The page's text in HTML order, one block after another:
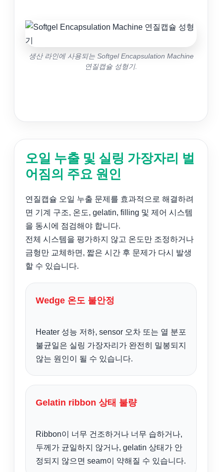
생산 라인에 사용되는 Softgel Encapsulation Machine
연질캡슐 성형기.
오일 누출 및 실링 가장자리 벌
어짐의 주요 원인
연질캡슐 오일 누출 문제를 효과적으로 해결하려
면 기계 구조, 온도, gelatin, filling 및 제어 시스템
을 동시에 점검해야 합니다.
전체 시스템을 평가하지 않고 온도만 조정하거나
금형만 교체하면, 짧은 시간 후 문제가 다시 발생
할 수 있습니다.
Wedge 온도 불안정
Heater 성능 저하, sensor 오차 또는 열 분포
불균일은 실링 가장자리가 완전히 밀봉되지
않는 원인이 될 수 있습니다.
Gelatin ribbon 상태 불량
Ribbon이 너무 건조하거나 너무 습하거나,
두께가 균일하지 않거나, gelatin 상태가 안
정되지 않으면 seam이 약해질 수 있습니다.